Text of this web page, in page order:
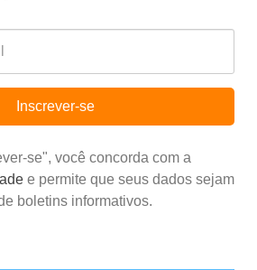
Inscrever-se
se", você concorda com a
e permite que seus dados sejam
boletins informativos.